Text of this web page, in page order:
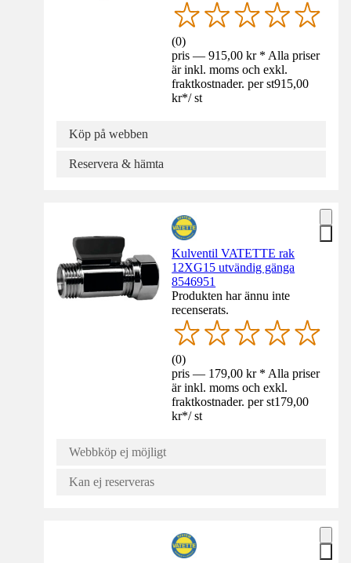
(0)
pris — 915,00 kr * Alla priser
är inkl. moms och exkl.
fraktkostnader. per st915,00
kr*/ st
Köp på webben
Reservera & hämta
Kulventil VATETTE rak
12XG15 utvändig gänga
8546951
Produkten har ännu inte
recenserats.
(0)
pris — 179,00 kr * Alla priser
är inkl. moms och exkl.
fraktkostnader. per st179,00
kr*/ st
Webbköp ej möjligt
Kan ej reserveras